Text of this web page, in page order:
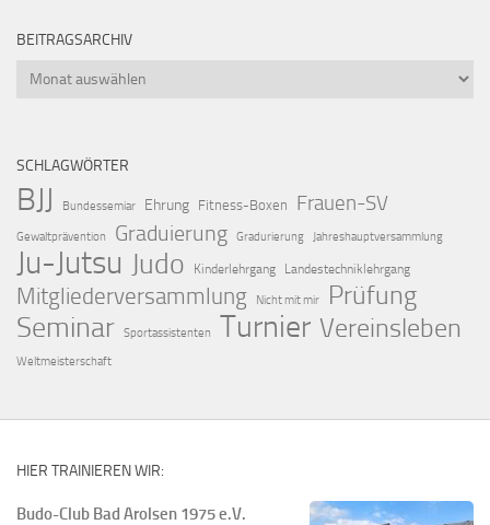
BEITRAGSARCHIV
Beitragsarchiv
SCHLAGWÖRTER
BJJ Bundessemiar Ehrung Fitness-Boxen Frauen-SV
Gewaltprävention Graduierung Gradurierung Jahreshauptversammlung
Ju-Jutsu Judo Kinderlehrgang Landestechniklehrgang
Mitgliederversammlung Nicht mit mir Prüfung
Seminar Sportassistenten Turnier Vereinsleben
Weltmeisterschaft
HIER TRAINIEREN WIR:
Budo-Club Bad Arolsen 1975 e.V.